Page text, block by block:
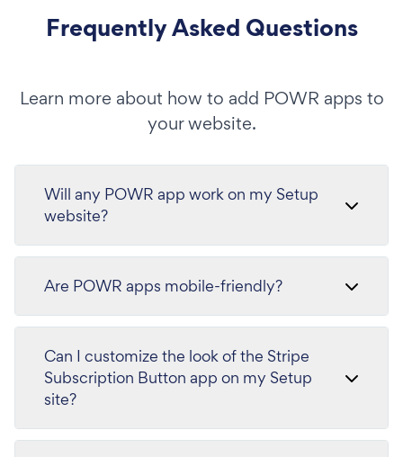
Frequently Asked Questions
Learn more about how to add POWR apps to
your website.
Will any POWR app work on my Setup
website?
Are POWR apps mobile-friendly?
Can I customize the look of the Stripe
Subscription Button app on my Setup
site?